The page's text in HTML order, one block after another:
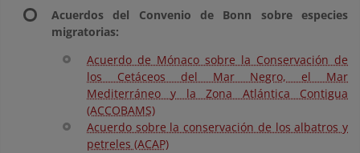
Acuerdos del Convenio de Bonn sobre especies
migratorias:
Acuerdo de Mónaco sobre la Conservación de
los Cetáceos del Mar Negro, el Mar
Mediterráneo y la Zona Atlántica Contigua
(ACCOBAMS)
Acuerdo sobre la conservación de los albatros y
petreles (ACAP)